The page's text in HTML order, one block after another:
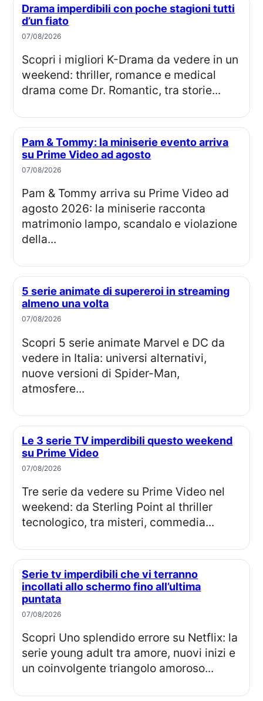
Drama imperdibili con poche stagioni tutti
d’un fiato
07/08/2026
Scopri i migliori K-Drama da vedere in un
weekend: thriller, romance e medical
drama come Dr. Romantic, tra storie...
Pam & Tommy: la miniserie evento arriva
su Prime Video ad agosto
07/08/2026
Pam & Tommy arriva su Prime Video ad
agosto 2026: la miniserie racconta
matrimonio lampo, scandalo e violazione
della...
5 serie animate di supereroi in streaming
almeno una volta
07/08/2026
Scopri 5 serie animate Marvel e DC da
vedere in Italia: universi alternativi,
nuove versioni di Spider-Man,
atmosfere...
Le 3 serie TV imperdibili questo weekend
su Prime Video
07/08/2026
Tre serie da vedere su Prime Video nel
weekend: da Sterling Point al thriller
tecnologico, tra misteri, commedia...
Serie tv imperdibili che vi terranno
incollati allo schermo fino all’ultima
puntata
07/08/2026
Scopri Uno splendido errore su Netflix: la
serie young adult tra amore, nuovi inizi e
un coinvolgente triangolo amoroso...